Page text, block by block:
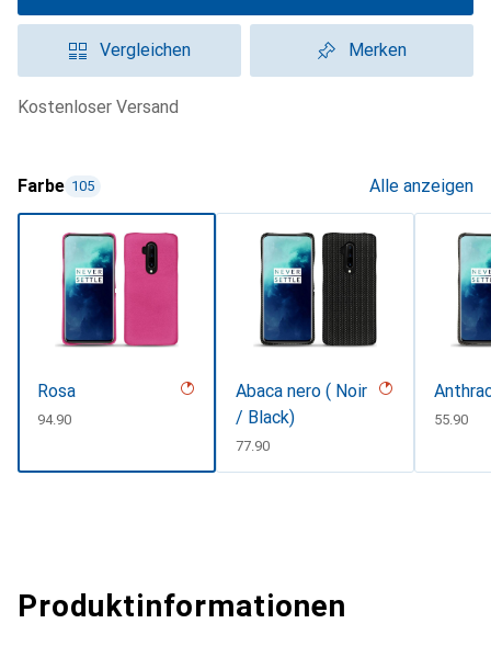
Vergleichen Merken
kostenloser Versand
Farbe 105 Alle anzeigen
Rosa
CHF
94.90
Abaca nero ( Noir
/ Black)
CHF
77.90
CHF
55.90
Produktinformationen